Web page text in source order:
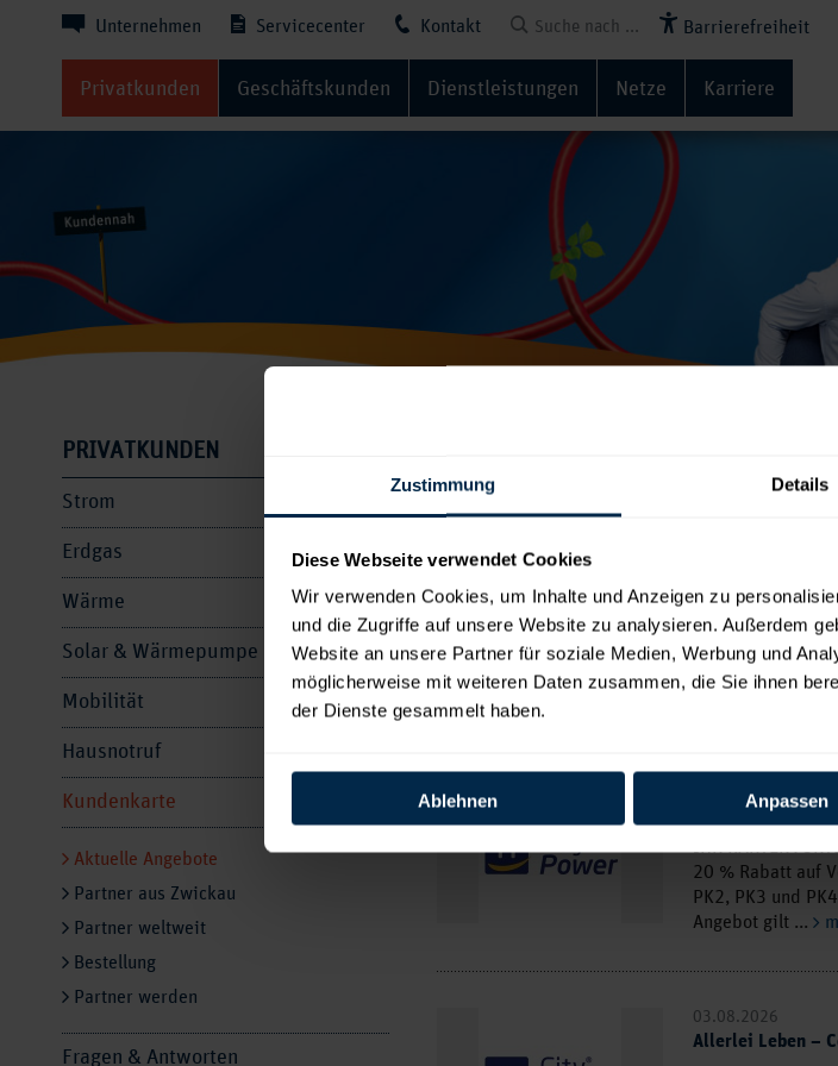
Zustimmung Details
Diese Webseite verwendet Cookies
Wir verwenden Cookies, um Inhalte und Anzeigen zu
und die Zugriffe auf unsere Website zu analysieren. Außerdem
Website an unsere Partner für soziale Medien, Werbung und
möglicherweise mit weiteren Daten zusammen, die Sie ihnen
der Dienste gesammelt haben.
Ablehnen Anpassen
Unternehmen Servicecenter Kontakt Barrierefreiheit
Privatkunden Geschäftskunden Dienstleistungen Netze Karriere
PRIVATKUNDEN
Strom
Erdgas
Wärme
Solar & Wärmepumpe
Mobilität
Hausnotruf
Kundenkarte
Aktuelle Angebote
Partner aus Zwickau
Partner weltweit
Bestellung
Partner werden
Fragen & Antworten
Beatrice Egli –
IHR
Rabatt je Ticket
Preiskategorien
...
mehr
03.08.2026
HOLIDAY ON
20 % Rabatt auf
PK2, PK3 und
Angebot gilt ...
03.08.2026
Allerlei Leben –